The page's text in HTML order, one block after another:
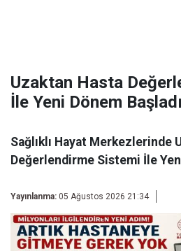
Uzaktan Hasta
İle Yeni Dönem Başladı
Sağlıklı Hayat Merkezlerinde
Değerlendirme Sistemi İle
Yayınlanma: 05 Ağustos 2026 21:34